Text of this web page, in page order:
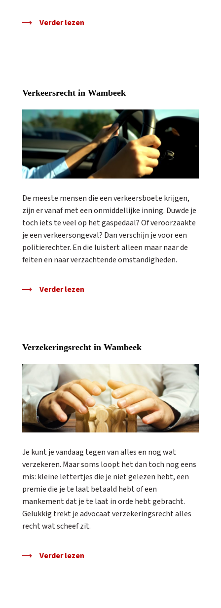
Verder lezen
Verkeersrecht in Wambeek
De meeste mensen die een verkeersboete krijgen,
zijn er vanaf met een onmiddellijke inning. Duwde je
toch iets te veel op het gaspedaal? Of veroorzaakte
je een verkeersongeval? Dan verschijn je voor een
politierechter. En die luistert alleen maar naar de
feiten en naar verzachtende omstandigheden.
Verder lezen
Verzekeringsrecht in Wambeek
Je kunt je vandaag tegen van alles en nog wat
verzekeren. Maar soms loopt het dan toch nog eens
mis: kleine lettertjes die je niet gelezen hebt, een
premie die je te laat betaald hebt of een
mankement dat je te laat in orde hebt gebracht.
Gelukkig trekt je advocaat verzekeringsrecht alles
recht wat scheef zit.
Verder lezen